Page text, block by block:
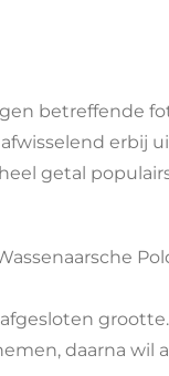
betreffende
erbij
getal
grootte.
daarna wil